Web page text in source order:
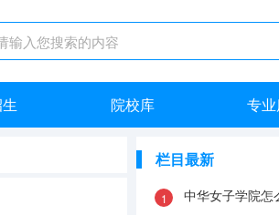
院校库 专
栏目最新
中华女子学院怎